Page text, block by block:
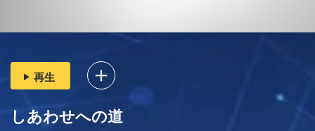
再生
しあわせへの道